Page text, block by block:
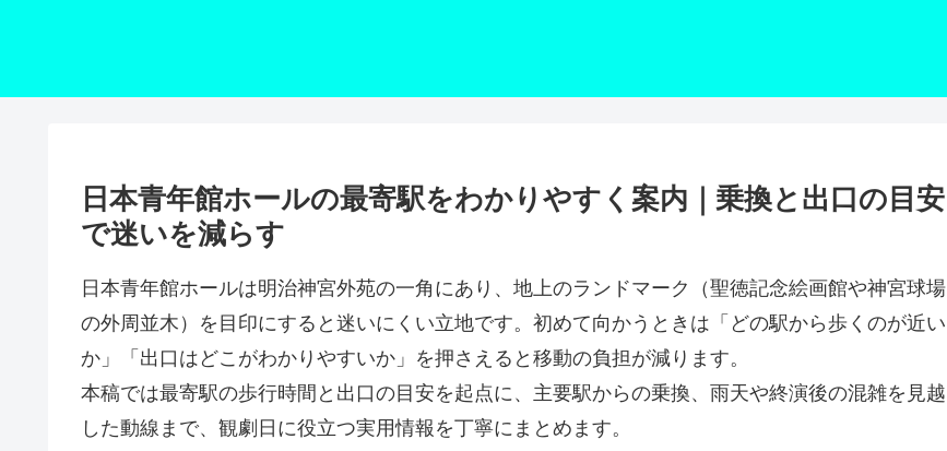
日本青年館ホールの最寄駅をわかりやすく案内｜乗換と出口の目安
で迷いを減らす
日本青年館ホールは明治神宮外苑の一角にあり、地上のランドマーク（聖徳記念絵画館や神宮球場
の外周並木）を目印にすると迷いにくい立地です。初めて向かうときは「どの駅から歩くのが近い
か」「出口はどこがわかりやすいか」を押さえると移動の負担が減ります。
本稿では最寄駅の歩行時間と出口の目安を起点に、主要駅からの乗換、雨天や終演後の混雑を見越
した動線まで、観劇日に役立つ実用情報を丁寧にまとめます。